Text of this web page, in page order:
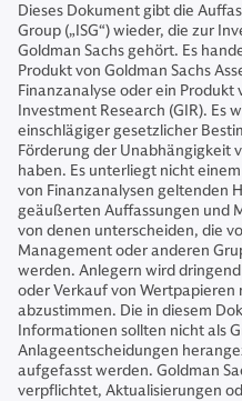
Dieses Dokument gibt die
Group („ISG“) wieder, die zur
Goldman Sachs gehört. Es
Produkt von Goldman Sachs
Finanzanalyse oder ein Produkt
Investment Research (GIR). Es
einschlägiger gesetzlicher
Förderung der Unabhängigkeit
haben. Es unterliegt nicht
von Finanzanalysen geltenden
geäußerten Auffassungen und
von denen unterscheiden, die
Management oder anderen
werden. Anlegern wird
oder Verkauf von
abzustimmen. Die in diesem
Informationen sollten nicht als
Anlageentscheidungen
aufgefasst werden. Goldman
verpflichtet, Aktualisierungen